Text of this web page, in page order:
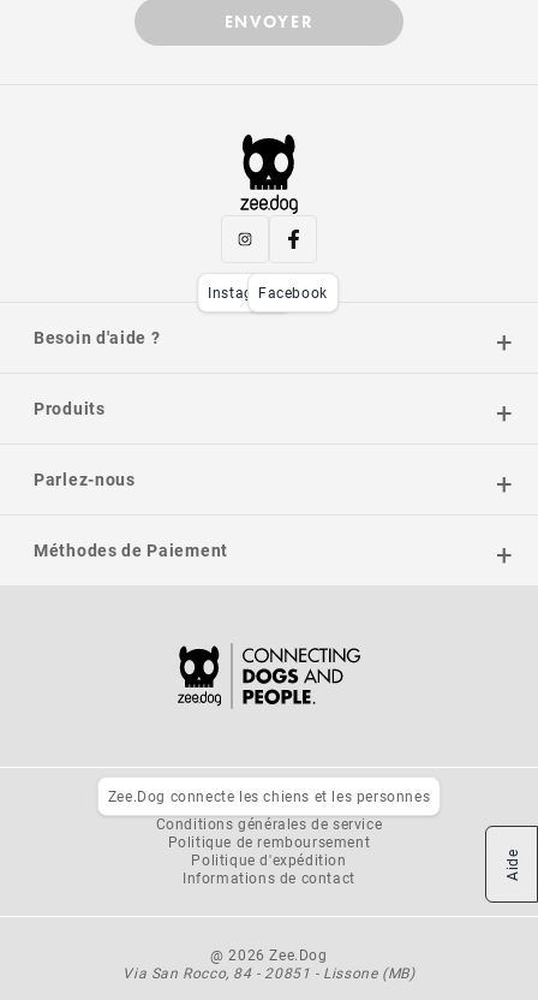
Aide
ENVOYER
InstagramFacebook
Besoin d'aide ?
Produits
Parlez-nous
Méthodes de Paiement
Zee.Dog connecte les chiens et les personnes
Politique de confidentialité
Conditions générales de service
Politique de remboursement
Politique d'expédition
Informations de contact
@ 2026 Zee.Dog
Via San Rocco, 84 - 20851 - Lissone (MB)